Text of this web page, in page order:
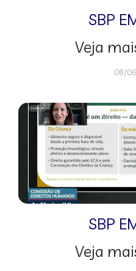
SBP
Veja
08/
SBP
Veja